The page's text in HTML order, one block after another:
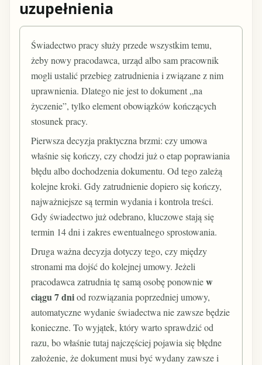
uzupełnienia
Świadectwo pracy służy przede wszystkim temu,
żeby nowy pracodawca, urząd albo sam pracownik
mogli ustalić przebieg zatrudnienia i związane z nim
uprawnienia. Dlatego nie jest to dokument „na
życzenie”, tylko element obowiązków kończących
stosunek pracy.
Pierwsza decyzja praktyczna brzmi: czy umowa
właśnie się kończy, czy chodzi już o etap poprawiania
błędu albo dochodzenia dokumentu. Od tego zależą
kolejne kroki. Gdy zatrudnienie dopiero się kończy,
najważniejsze są termin wydania i kontrola treści.
Gdy świadectwo już odebrano, kluczowe stają się
termin 14 dni i zakres ewentualnego sprostowania.
Druga ważna decyzja dotyczy tego, czy między
stronami ma dojść do kolejnej umowy. Jeżeli
pracodawca zatrudnia tę samą osobę ponowniew
ciągu 7 dniod rozwiązania poprzedniej umowy,
automatyczne wydanie świadectwa nie zawsze będzie
konieczne. To wyjątek, który warto sprawdzić od
razu, bo właśnie tutaj najczęściej pojawia się błędne
założenie, że dokument musi być wydany zawsze i